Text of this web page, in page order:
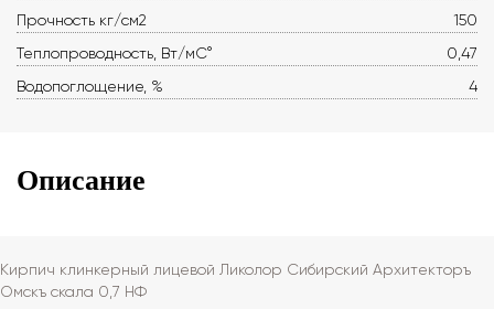
Прочность кг/см2
150
Теплопроводность, Вт/мС°
0,47
Водопоглощение, %
4
Описание
Кирпич клинкерный лицевой Ликолор Сибирский Архитекторъ
Омскъ скала 0,7 НФ